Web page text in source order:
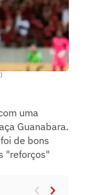
uma
Guanabara.
de bons
"reforços"